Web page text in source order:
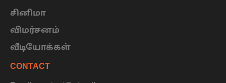
சினிமா
விமர்சனம்
வீடியோக்கள்
CONTACT